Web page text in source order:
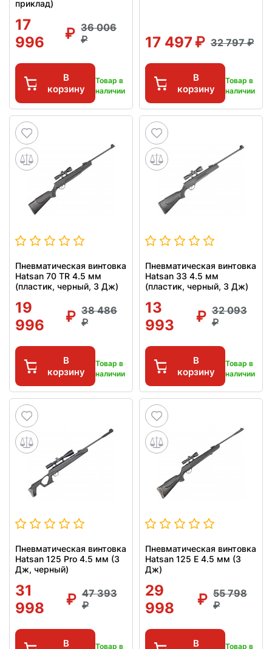
приклад)
17
996
36 006
В
корзину
Товар в
наличии
17 497 32 797
В
корзину
Товар в
наличии
Пневматическая винтовка
Hatsan 70 TR 4.5 мм
(пластик, черный, 3 Дж)
19
996
38 486
В
корзину
Товар в
наличии
Пневматическая винтовка
Hatsan 33 4.5 мм
(пластик, черный, 3 Дж)
13
993
32 093
В
корзину
Товар в
наличии
Пневматическая винтовка
Hatsan 125 Pro 4.5 мм (3
Дж, черный)
31
998
47 393
В
Товар в
Пневматическая винтовка
Hatsan 125 E 4.5 мм (3
Дж)
29
998
55 798
В
Товар в